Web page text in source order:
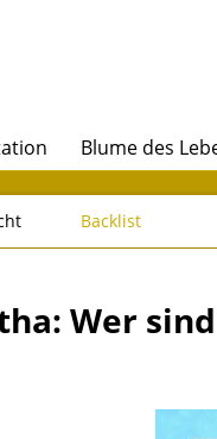
Blume des
Backlist
Wer